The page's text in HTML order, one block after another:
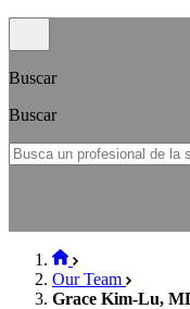
Buscar
Buscar
Our Team
Grace Kim-Lu,